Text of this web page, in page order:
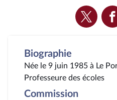
Voir
la
la
Biographie
Née le 9 juin 1985 à Le
Professeure des écoles
Commission